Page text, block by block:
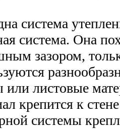
система
система. Она
зазором,
или листовые
крепится к
системы